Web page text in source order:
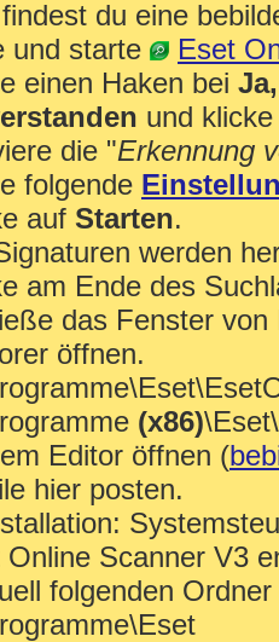
du eine
und starte
Eset
einen Haken bei
und
die "Erkennung
folgende
auf Starten.
werden
am Ende des
das Fenster von
öffnen.
(x86)
Editor öffnen (
hier posten.
Online Scanner V3
folgenden